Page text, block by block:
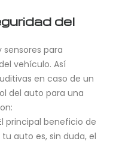
del
sensores para
vehículo. Así
en caso de un
del auto para una
principal beneficio de
auto es, sin duda, el